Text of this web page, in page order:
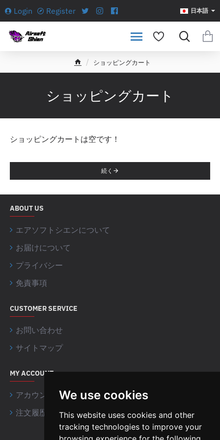
We use cookies
This website uses cookies and other
tracking technologies to improve your
Login Register 日本語
ショッピングカート
e
ショッピングカート
ショッピングカートは空です！
続く
ABOUT US
エアソフトシエンについて
お届けについて
プライバシー
免責事項
CUSTOMER SERVICE
お問い合わせ
サイトマップ
MY ACCOUNT
アカウント情報
注文履歴